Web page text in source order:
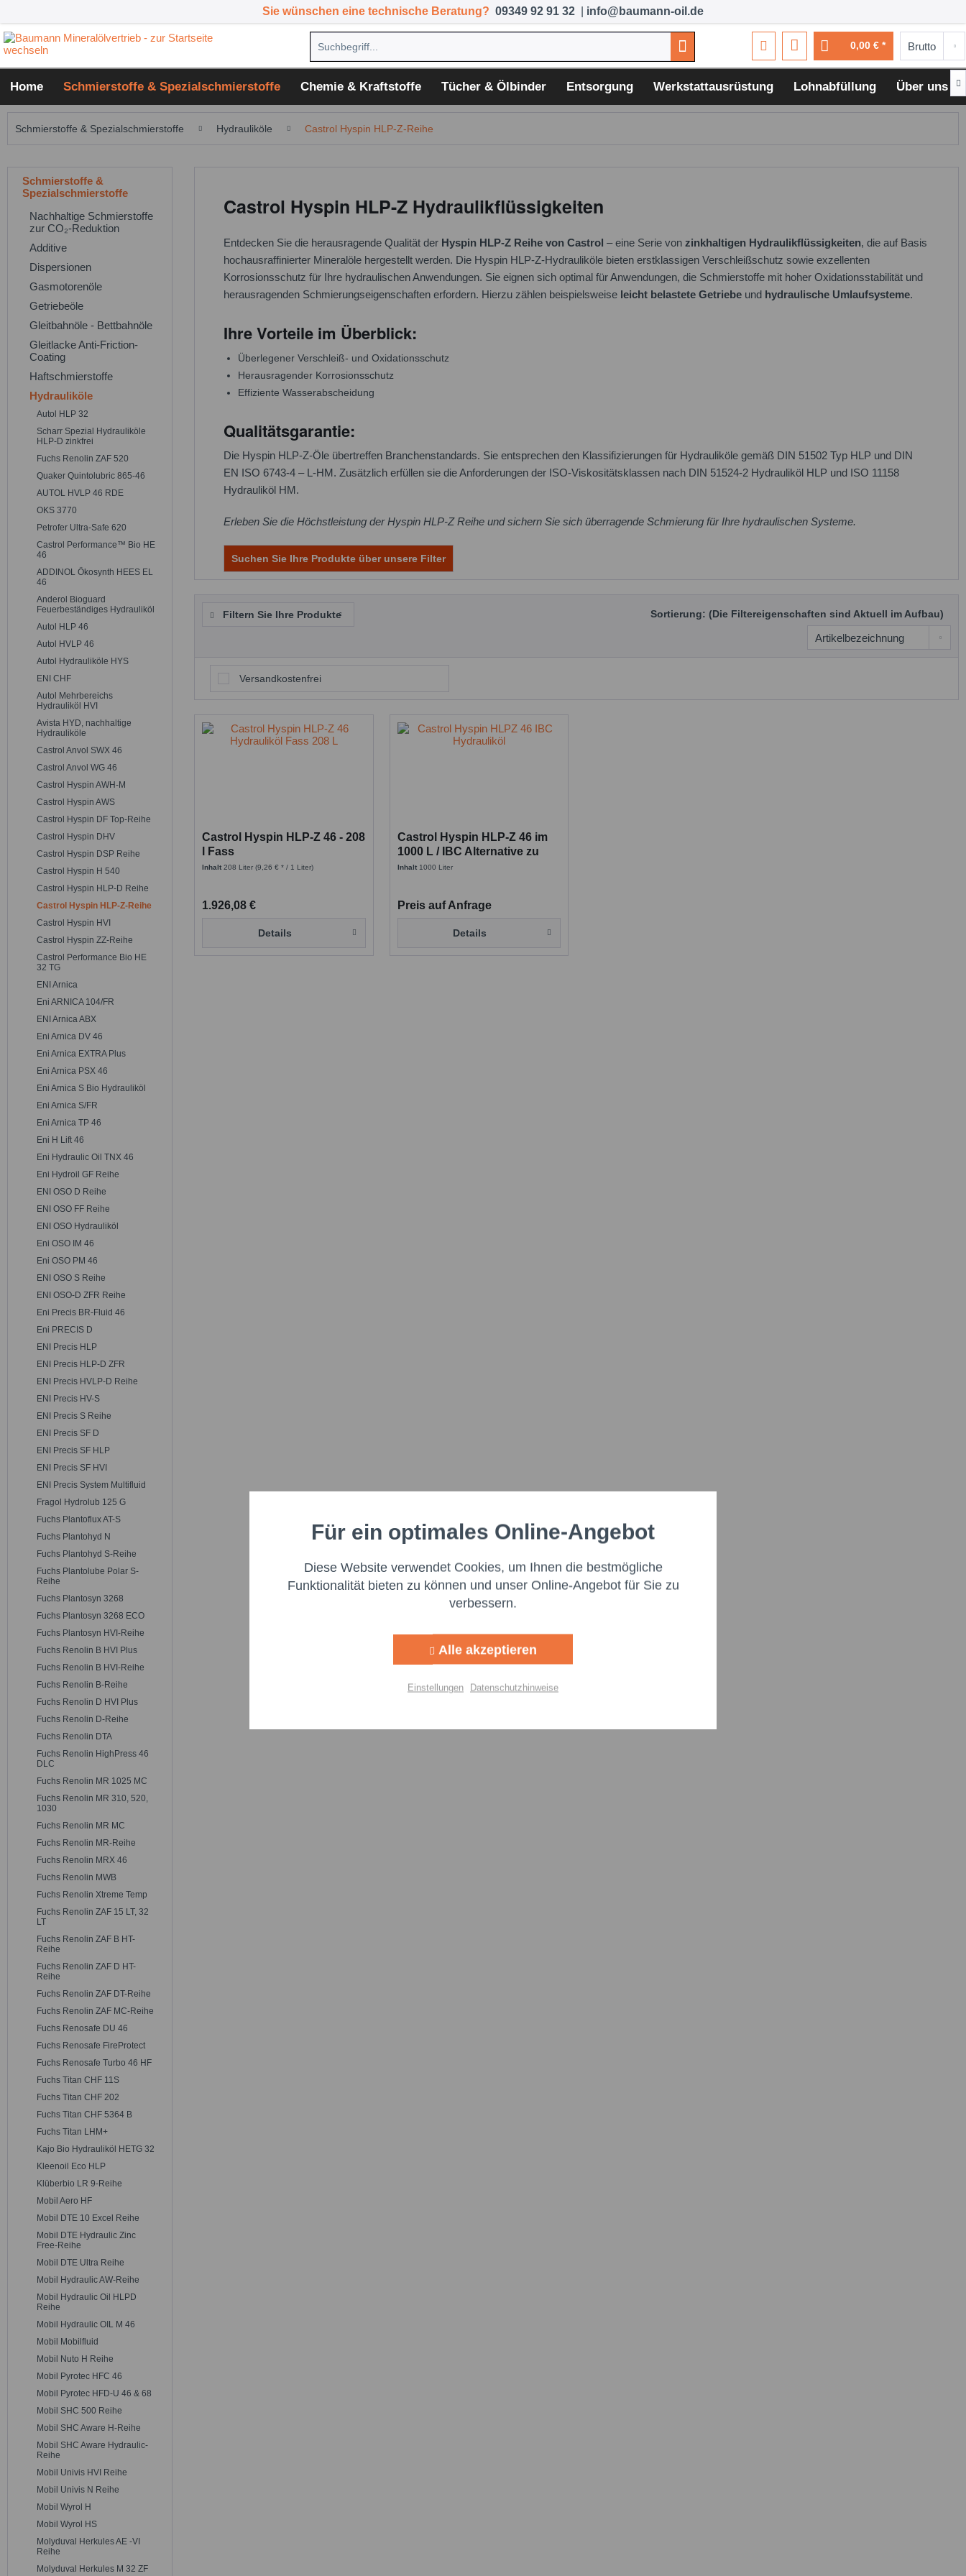
Sie wünschen eine technische Beratung? 09349 92 91 32 info@baumann-oil.de
0,00 € *
Home Schmierstoffe & Spezialschmierstoffe Chemie & Kraftstoffe Tücher & Ölbinder Entsorgung Werkstattausrüstung Lohnabfüllung Über uns 
Schmierstoffe & Spezialschmierstoffe Hydrauliköle Castrol Hyspin HLP-Z-Reihe
Schmierstoffe &
Spezialschmierstoffe
Nachhaltige Schmierstoffe
zur CO₂-Reduktion
Additive
Dispersionen
Gasmotorenöle
Getriebeöle
Gleitbahnöle - Bettbahnöle
Gleitlacke Anti-Friction-
Coating
Haftschmierstoffe
Hydrauliköle
Autol HLP 32
Scharr Spezial Hydrauliköle
HLP-D zinkfrei
Fuchs Renolin ZAF 520
Quaker Quintolubric 865-46
AUTOL HVLP 46 RDE
OKS 3770
Petrofer Ultra-Safe 620
Castrol Performance™ Bio HE
46
ADDINOL Ökosynth HEES EL
46
Anderol Bioguard
Feuerbeständiges Hydrauliköl
Autol HLP 46
Autol HVLP 46
Autol Hydrauliköle HYS
ENI CHF
Autol Mehrbereichs
Hydrauliköl HVI
Avista HYD, nachhaltige
Hydrauliköle
Castrol Anvol SWX 46
Castrol Anvol WG 46
Castrol Hyspin AWH-M
Castrol Hyspin AWS
Castrol Hyspin DF Top-Reihe
Castrol Hyspin DHV
Castrol Hyspin DSP Reihe
Castrol Hyspin H 540
Castrol Hyspin HLP-D Reihe
Castrol Hyspin HLP-Z-Reihe
Castrol Hyspin HVI
Castrol Hyspin ZZ-Reihe
Castrol Performance Bio HE
32 TG
ENI Arnica
Eni ARNICA 104/FR
ENI Arnica ABX
Eni Arnica DV 46
Eni Arnica EXTRA Plus
Eni Arnica PSX 46
Eni Arnica S Bio Hydrauliköl
Eni Arnica S/FR
Eni Arnica TP 46
Eni H Lift 46
Eni Hydraulic Oil TNX 46
Eni Hydroil GF Reihe
ENI OSO D Reihe
ENI OSO FF Reihe
ENI OSO Hydrauliköl
Eni OSO IM 46
Eni OSO PM 46
ENI OSO S Reihe
ENI OSO-D ZFR Reihe
Eni Precis BR-Fluid 46
Eni PRECIS D
ENI Precis HLP
ENI Precis HLP-D ZFR
ENI Precis HVLP-D Reihe
ENI Precis HV-S
ENI Precis S Reihe
ENI Precis SF D
ENI Precis SF HLP
ENI Precis SF HVI
ENI Precis System Multifluid
Fragol Hydrolub 125 G
Fuchs Plantoflux AT-S
Fuchs Plantohyd N
Fuchs Plantohyd S-Reihe
Fuchs Plantolube Polar S-
Reihe
Fuchs Plantosyn 3268
Fuchs Plantosyn 3268 ECO
Fuchs Plantosyn HVI-Reihe
Fuchs Renolin B HVI Plus
Fuchs Renolin B HVI-Reihe
Fuchs Renolin B-Reihe
Fuchs Renolin D HVI Plus
Fuchs Renolin D-Reihe
Fuchs Renolin DTA
Fuchs Renolin HighPress 46
DLC
Fuchs Renolin MR 1025 MC
Fuchs Renolin MR 310, 520,
1030
Fuchs Renolin MR MC
Fuchs Renolin MR-Reihe
Fuchs Renolin MRX 46
Fuchs Renolin MWB
Fuchs Renolin Xtreme Temp
Fuchs Renolin ZAF 15 LT, 32
LT
Fuchs Renolin ZAF B HT-
Reihe
Fuchs Renolin ZAF D HT-
Reihe
Fuchs Renolin ZAF DT-Reihe
Fuchs Renolin ZAF MC-Reihe
Fuchs Renosafe DU 46
Fuchs Renosafe FireProtect
Fuchs Renosafe Turbo 46 HF
Fuchs Titan CHF 11S
Fuchs Titan CHF 202
Fuchs Titan CHF 5364 B
Fuchs Titan LHM+
Kajo Bio Hydrauliköl HETG 32
Kleenoil Eco HLP
Klüberbio LR 9-Reihe
Mobil Aero HF
Mobil DTE 10 Excel Reihe
Mobil DTE Hydraulic Zinc
Free-Reihe
Mobil DTE Ultra Reihe
Mobil Hydraulic AW-Reihe
Mobil Hydraulic Oil HLPD
Reihe
Mobil Hydraulic OIL M 46
Mobil Mobilfluid
Mobil Nuto H Reihe
Mobil Pyrotec HFC 46
Mobil Pyrotec HFD-U 46 & 68
Mobil SHC 500 Reihe
Mobil SHC Aware H-Reihe
Mobil SHC Aware Hydraulic-
Reihe
Mobil Univis HVI Reihe
Mobil Univis N Reihe
Mobil Wyrol H
Mobil Wyrol HS
Molyduval Herkules AE -VI
Reihe
Molyduval Herkules M 32 ZF
Castrol Hyspin HLP-Z Hydraulikflüssigkeiten
Entdecken Sie die herausragende Qualität der Hyspin HLP-Z Reihe von Castrol – eine Serie von zinkhaltigen Hydraulikflüssigkeiten, die auf Basis
hochausraffinierter Mineralöle hergestellt werden. Die Hyspin HLP-Z-Hydrauliköle bieten erstklassigen Verschleißschutz sowie exzellenten
Korrosionsschutz für Ihre hydraulischen Anwendungen. Sie eignen sich optimal für Anwendungen, die Schmierstoffe mit hoher Oxidationsstabilität und
herausragenden Schmierungseigenschaften erfordern. Hierzu zählen beispielsweise leicht belastete Getriebe und hydraulische Umlaufsysteme.
Ihre Vorteile im Überblick:
Überlegener Verschleiß- und Oxidationsschutz
Herausragender Korrosionsschutz
Effiziente Wasserabscheidung
Qualitätsgarantie:
Die Hyspin HLP-Z-Öle übertreffen Branchenstandards. Sie entsprechen den Klassifizierungen für Hydrauliköle gemäß DIN 51502 Typ HLP und DIN
EN ISO 6743-4 – L-HM. Zusätzlich erfüllen sie die Anforderungen der ISO-Viskositätsklassen nach DIN 51524-2 Hydrauliköl HLP und ISO 11158
Hydrauliköl HM.
Erleben Sie die Höchstleistung der Hyspin HLP-Z Reihe und sichern Sie sich überragende Schmierung für Ihre hydraulischen Systeme.
Suchen Sie Ihre Produkte über unsere Filter
Filtern Sie Ihre Produkte Sortierung: (Die Filtereigenschaften sind Aktuell im Aufbau)
Versandkostenfrei
Castrol Hyspin HLP-Z 46 - 208
l Fass
Inhalt208 Liter(9,26 € * / 1 Liter)
1.926,08 €
Details
Castrol Hyspin HLP-Z 46 im
1000 L / IBC Alternative zu
Hyspin AWS 46
Inhalt 1000 Liter
Preis auf Anfrage
Details
Funktionale Aktiv
Marketing Aktiv
Für ein optimales Online-Angebot
Diese Website verwendet Cookies, um Ihnen die bestmögliche
Funktionalität bieten zu können und unser Online-Angebot für Sie zu
verbessern.
Alle akzeptieren
Einstellungen Datenschutzhinweise